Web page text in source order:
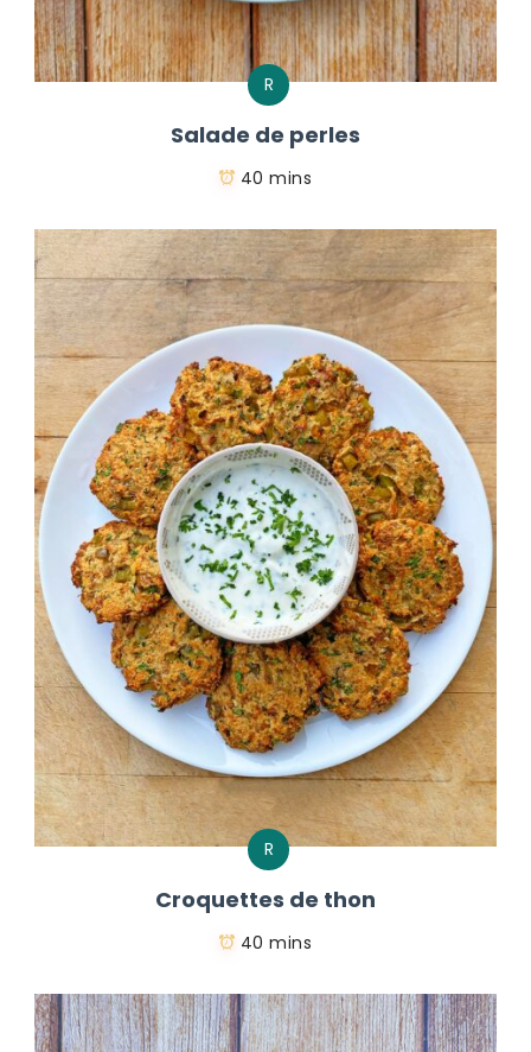
R
Salade de perles
40 mins
R
Croquettes de thon
40 mins